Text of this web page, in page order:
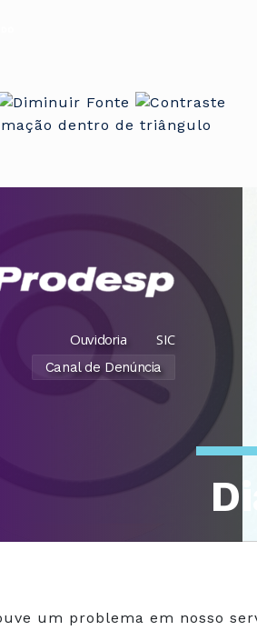
Ouvidoria SIC
Canal de Denúncia
um problema em nosso